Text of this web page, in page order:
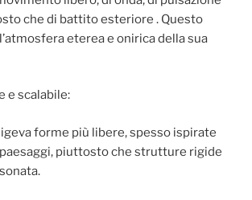
che di battito esteriore . Questo
eterea e onirica della sua
e scalabile:
forme più libere, spesso ispirate
paesaggi, piuttosto che strutture rigide